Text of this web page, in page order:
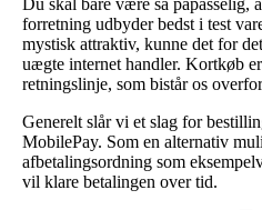
forretning udbyder bedst i test
mystisk attraktiv, kunne det for
uægte internet handler. Kortkøb
retningslinje, som bistår os
Generelt slår vi et slag for
MobilePay. Som en alternativ
afbetalingsordning som
vil klare betalingen over tid.